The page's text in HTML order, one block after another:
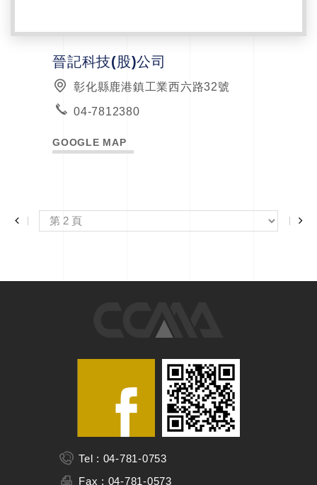
晉記科技(股)公司
彰化縣鹿港鎮工業西六路32號
04-7812380
GOOGLE MAP
Tel : 04-781-0753
Fax : 04-781-0573